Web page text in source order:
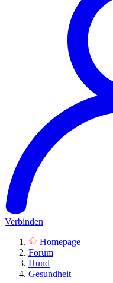
Verbinden
Homepage
Forum
Hund
Gesundheit